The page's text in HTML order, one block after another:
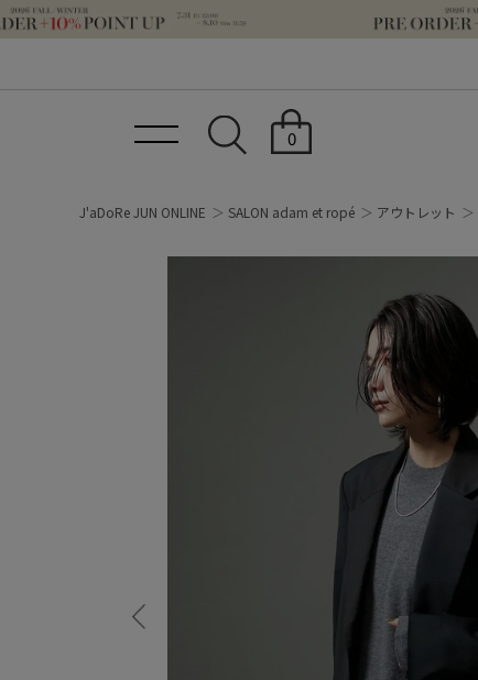
0
J'aDoRe JUN ONLINE SALON adam et ropé アウトレット